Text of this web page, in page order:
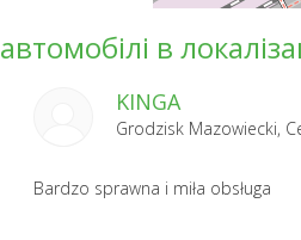
в
KINGA
Bardzo sprawna i miła obsługa